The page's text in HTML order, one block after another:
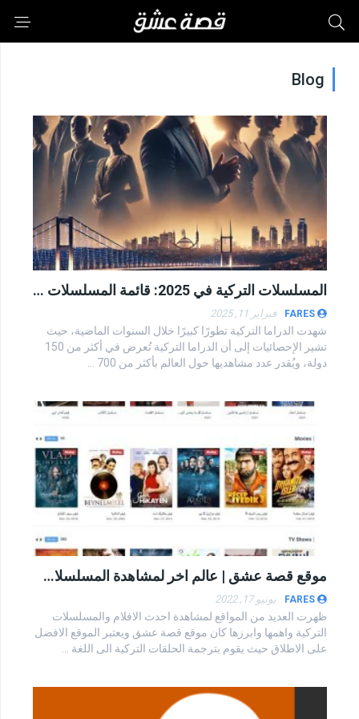
Blog
المسلسلات التركية في 2025: قائمة المسلسلات الجديدة وأبرز الأعمال المنتظرة
فبراير 11, 2025
شهدت الدراما التركية تطورًا كبيرًا خلال السنوات الماضية، حيث
تشير الإحصائيات إلى أن الدراما التركية تُعرض في أكثر من 150
دولة، ويُقدر عدد مشاهديها حول العالم بأكثر من 700 ...
موقع قصة عشق | عالم اخر لمشاهدة المسلسلات والافلام التركية المترجمة
يونيو 17, 2022
ظهرت العديد من المواقع لمشاهدة احدث الافلام والمسلسلات
التركية واهمها وابرزها كان موقع قصة عشق ويعتبر الموقع الافضل
على الاطلاق حيث يقوم بترجمة الحلقات التركية الى اللغة ...